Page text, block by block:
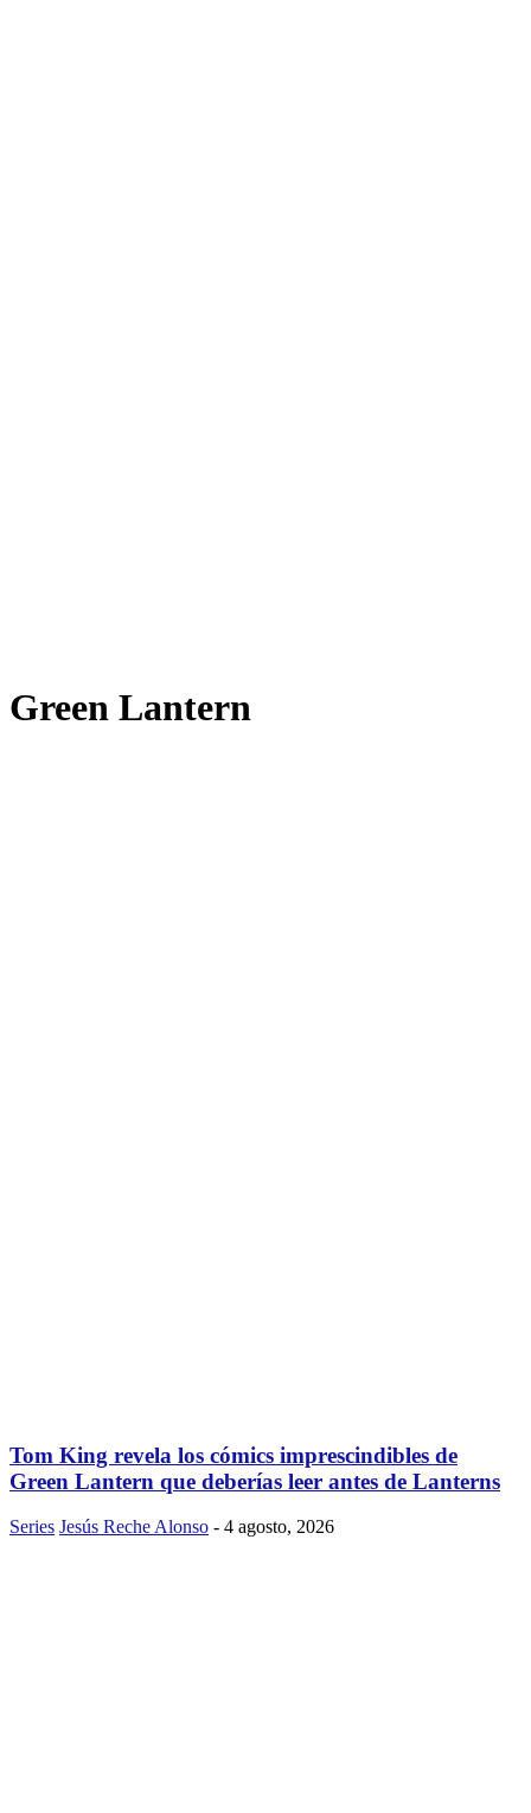
Green Lantern
Tom King revela los cómics imprescindibles de
Green Lantern que deberías leer antes de Lanterns
Series Jesús Reche Alonso - 4 agosto, 2026